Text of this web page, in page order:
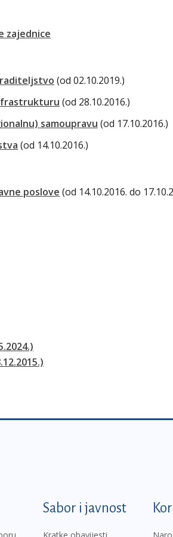
zajednice
(od 02.10.2019.)
(od 28.10.2016.)
samoupravu (od 17.10.2016.)
(od 14.10.2016.)
poslove (od 14.10.2016. do
Sabor i javnost